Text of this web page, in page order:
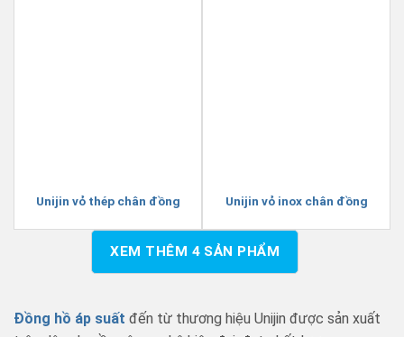
Unijin vỏ thép chân đồng Unijin vỏ inox chân đồng
XEM THÊM 4SẢN PHẨM
Đồng hồ áp suất đến từ thương hiệu Unijin được sản xuất